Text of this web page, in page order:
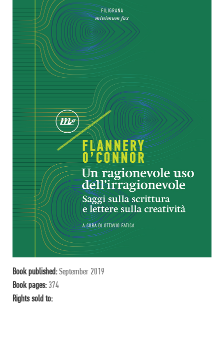
Book published:September 2019
Book pages: 374
Rights sold to: